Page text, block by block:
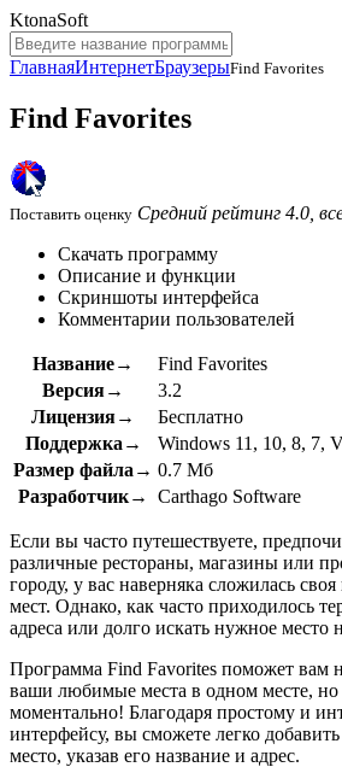
KtonaSoft
ГлавнаяИнтернетБраузерыFind Favorites
Find Favorites
Поставить оценку Средний рейтинг 4.0,
Скачать программу
Описание и функции
Скриншоты интерфейса
Комментарии пользователей
Название→
Find Favorites
Версия→
3.2
Лицензия→
Бесплатно
Поддержка→
Windows 11, 10, 8, 7,
Размер файла→ 0.7 Мб
Разработчик→
Carthago Software
Если вы часто путешествуете,
различные рестораны, магазины или
городу, у вас наверняка сложилась
мест. Однако, как часто приходилось
адреса или долго искать нужное место
Программа Find Favorites поможет вам
ваши любимые места в одном месте, но
моментально! Благодаря простому и
интерфейсу, вы сможете легко
место, указав его название и адрес.